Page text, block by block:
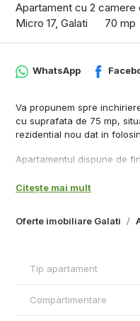
Apartament cu 2 camere
Micro 17, Galati
70 mp
Oferte imobiliare Galati
WhatsApp
Va propunem spre
cu suprafata de 75 mp,
rezidential nou dat in
Apartamentul dispune de
de incalzire in pardoseala,
Ansamblul rezidential se
Apartamentul are propriul
Se inchiriaza pentru
Citește mai mult
Tip apartament
Compartimentare